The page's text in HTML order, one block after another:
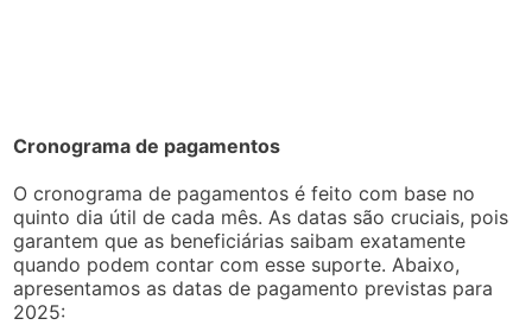
Cronograma de pagamentos
O cronograma de pagamentos é feito com base no
quinto dia útil de cada mês. As datas são cruciais, pois
garantem que as beneficiárias saibam exatamente
quando podem contar com esse suporte. Abaixo,
apresentamos as datas de pagamento previstas para
2025: